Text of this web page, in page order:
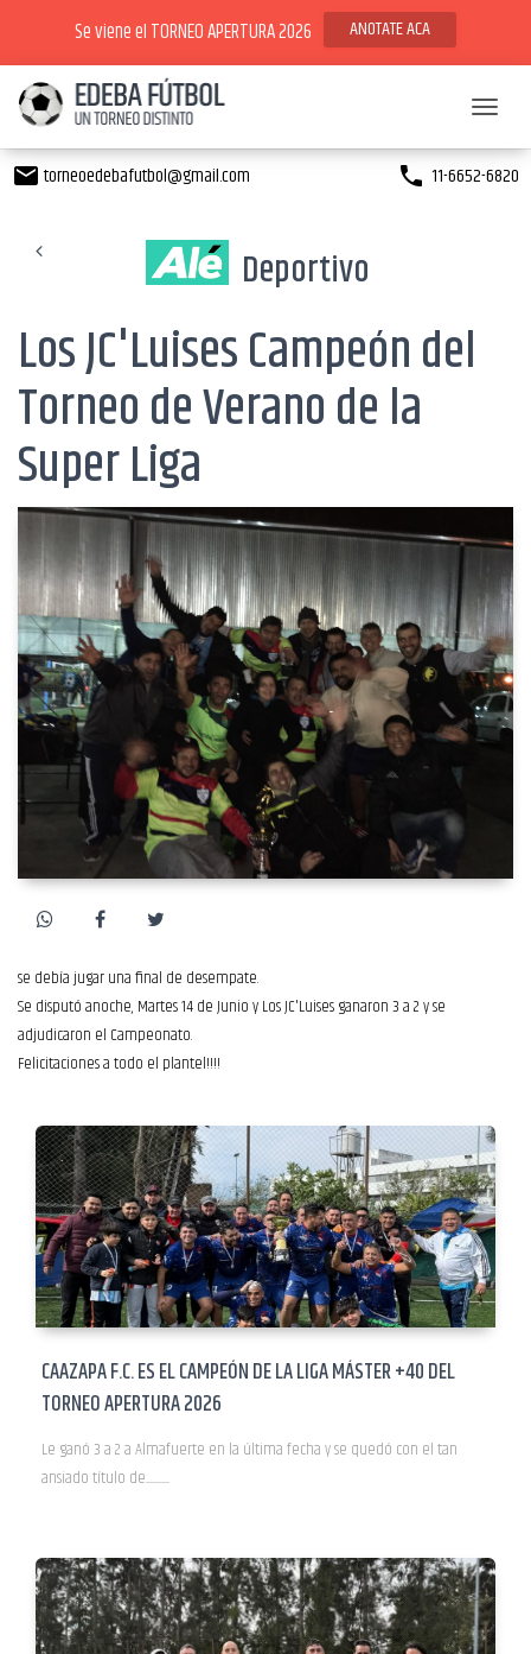
Se viene el TORNEO APERTURA 2026 ANOTATE ACA
emailtorneoedebafutbol@gmail.com phone 11-6652-6820
Deportivo
Los JC'Luises Campeón del
Torneo de Verano de la
Super Liga
se debía jugar una final de desempate.
Se disputó anoche, Martes 14 de Junio y Los JC'Luises ganaron 3 a 2 y se
adjudicaron el Campeonato.
Felicitaciones a todo el plantel!!!!
CAAZAPA F.C. ES EL CAMPEÓN DE LA LIGA MÁSTER +40 DEL
TORNEO APERTURA 2026
Le ganó 3 a 2 a Almafuerte en la última fecha y se quedó con el tan
ansiado título de....................